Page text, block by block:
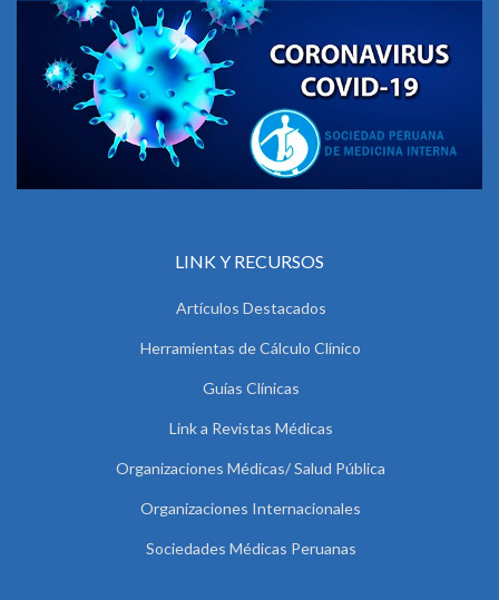
LINK Y RECURSOS
Artículos Destacados
Herramientas de Cálculo Clínico
Guías Clínicas
Link a Revistas Médicas
Organizaciones Médicas/ Salud Pública
Organizaciones Internacionales
Sociedades Médicas Peruanas